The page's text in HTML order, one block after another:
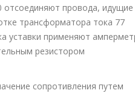
провода, идущие
трансформатора тока 77
уставки применяют
резистором
сопротивления путем